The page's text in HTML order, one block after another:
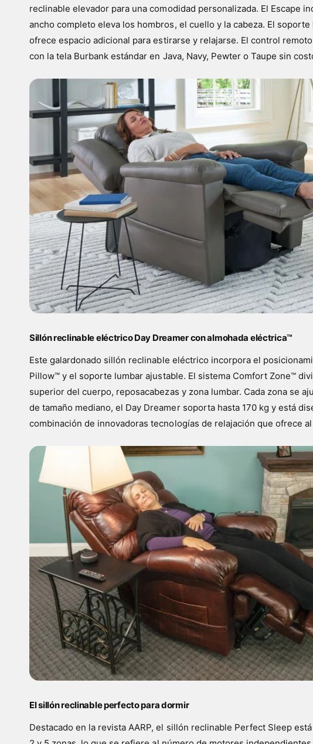
reclinable elevador para una comodidad personalizada. El Escape
ancho completo eleva los hombros, el cuello y la cabeza. El
ofrece espacio adicional para estirarse y relajarse. El control
con la tela Burbank estándar en Java, Navy, Pewter o Taupe sin
Sillón reclinable eléctrico Day Dreamer con almohada eléctrica™
Este galardonado sillón reclinable eléctrico incorpora el
Pillow™ y el soporte lumbar ajustable. El sistema Comfort Zone™
superior del cuerpo, reposacabezas y zona lumbar. Cada zona se
de tamaño mediano, el Day Dreamer soporta hasta 170 kg y está
combinación de innovadoras tecnologías de relajación que ofrece
El sillón reclinable perfecto para dormir
Destacado en la revista AARP, el sillón reclinable Perfect Sleep